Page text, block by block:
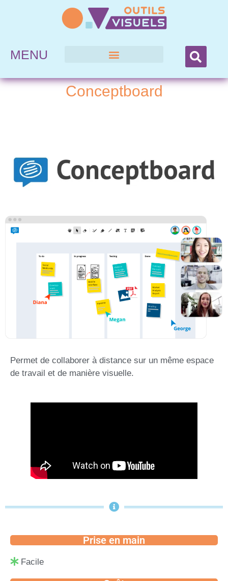
MENU
Conceptboard
Permet de collaborer à distance sur un même espace
de travail et de manière visuelle.
Prise en main
Facile